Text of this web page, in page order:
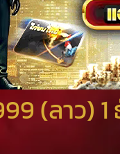
(ลาว)